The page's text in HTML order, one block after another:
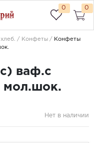
0 0
Конфеты
Конфеты
ваф.с
мол.шок.
Нет в наличии